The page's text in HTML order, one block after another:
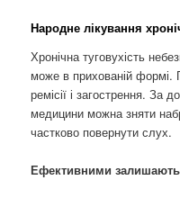
Народне лікування
Хронічна туговухість
може в прихованій формі.
ремісії і загострення. За
медицини можна зняти
частково повернути слух.
Ефективними